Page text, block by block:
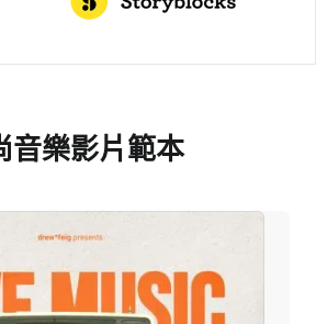
音樂影片範本